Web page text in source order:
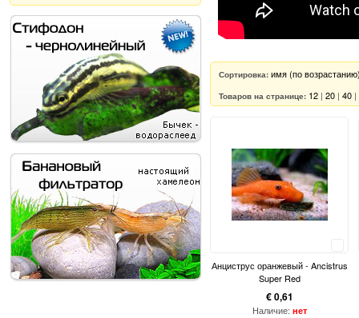
Сортировка: имя (по
Товаров на странице: 12 | 20 | 40 |
Анциструс оранжевый - Ancistrus
Super Red
€ 0,61
Наличие: нет